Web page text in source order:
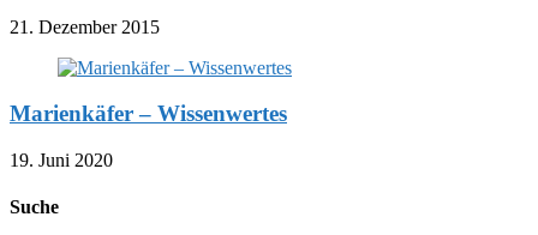
21. Dezember 2015
Marienkäfer – Wissenwertes
19. Juni 2020
Suche